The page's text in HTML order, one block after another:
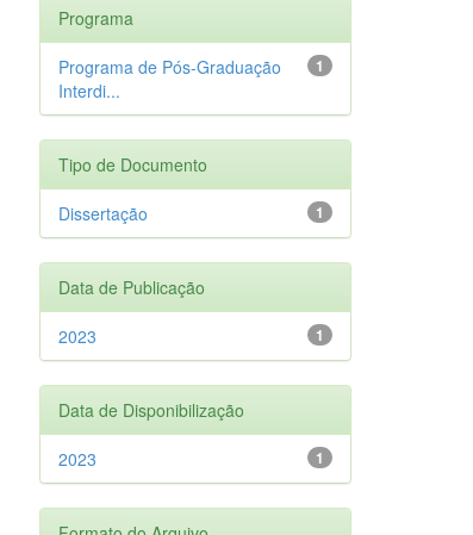
Programa
1
Programa de Pós-Graduação
Interdi...
Tipo de Documento
1
Dissertação
Data de Publicação
1
2023
Data de Disponibilização
1
2023